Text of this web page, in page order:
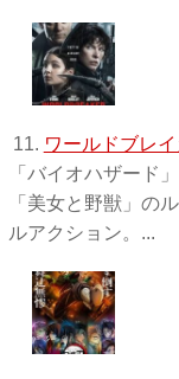
11. ワールドブレ
「バイオハザード
「美女と野獣」の
ルアクション。...